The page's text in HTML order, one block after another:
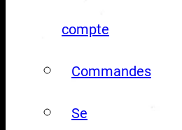
compte
Commandes
Se